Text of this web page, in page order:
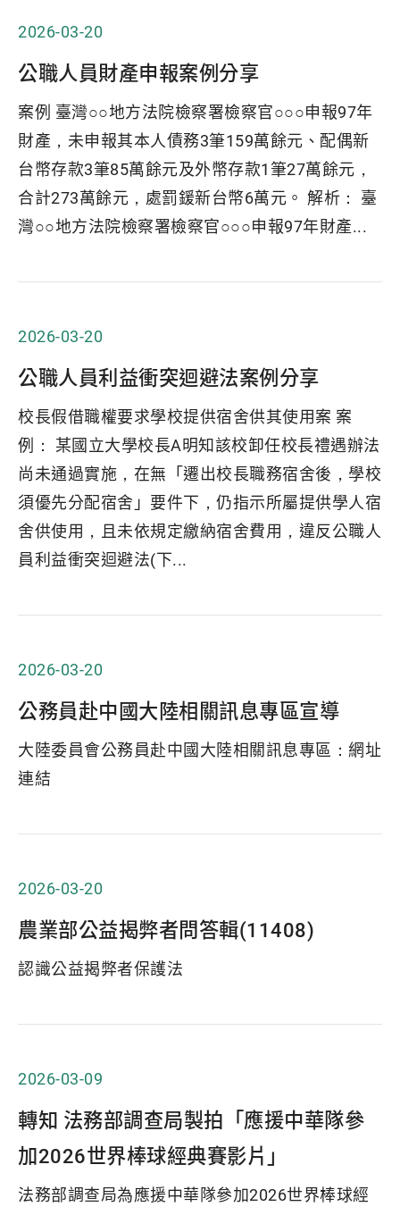
2026-03-20
公職人員財產申報案例分享
案例 臺灣○○地方法院檢察署檢察官○○○申報97年
財產，未申報其本人債務3筆159萬餘元、配偶新
台幣存款3筆85萬餘元及外幣存款1筆27萬餘元，
合計273萬餘元，處罰鍰新台幣6萬元。 解析： 臺
灣○○地方法院檢察署檢察官○○○申報97年財產...
2026-03-20
公職人員利益衝突迴避法案例分享
校長假借職權要求學校提供宿舍供其使用案 案
例： 某國立大學校長A明知該校卸任校長禮遇辦法
尚未通過實施，在無「遷出校長職務宿舍後，學校
須優先分配宿舍」要件下，仍指示所屬提供學人宿
舍供使用，且未依規定繳納宿舍費用，違反公職人
員利益衝突迴避法(下...
2026-03-20
公務員赴中國大陸相關訊息專區宣導
大陸委員會公務員赴中國大陸相關訊息專區：網址
連結
2026-03-20
農業部公益揭弊者問答輯(11408)
認識公益揭弊者保護法
2026-03-09
轉知 法務部調查局製拍「應援中華隊參
加2026世界棒球經典賽影片」
法務部調查局為應援中華隊參加2026世界棒球經